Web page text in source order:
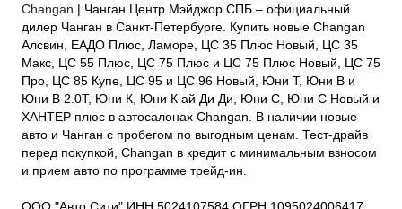
Changan | Чанган Центр Мэйджор СПБ – официальный
дилер Чанган в Санкт-Петербурге. Купить новые Changan
Алсвин, ЕАДО Плюс, Ламоре, ЦС 35 Плюс Новый, ЦС 35
Макс, ЦС 55 Плюс, ЦС 75 Плюс и ЦС 75 Плюс Новый, ЦС 75
Про, ЦС 85 Купе, ЦС 95 и ЦС 96 Новый, Юни Т, Юни В и
Юни В 2.0Т, Юни К, Юни К ай Ди Ди, Юни С, Юни С Новый и
ХАНТЕР плюс в автосалонах Changan. В наличии новые
авто и Чанган с пробегом по выгодным ценам. Тест-драйв
перед покупкой, Changan в кредит с минимальным взносом
и прием авто по программе трейд-ин.